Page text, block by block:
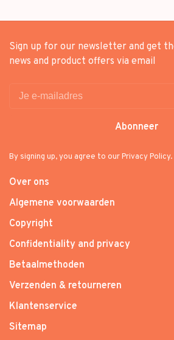
Sign up for our newsletter and get
news and product offers via email
Abonneer
By signing up, you agree to our Privacy Policy.
Over ons
Algemene voorwaarden
Copyright
Confidentiality and privacy
Betaalmethoden
Verzenden & retourneren
Klantenservice
Sitemap